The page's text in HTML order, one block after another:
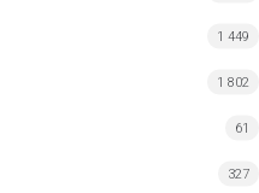
1 449
1 802
61
327